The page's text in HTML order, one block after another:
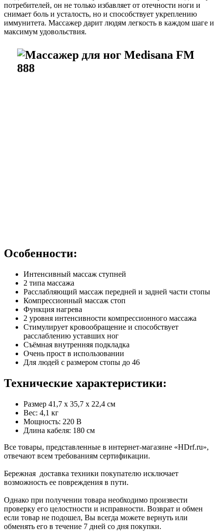
потребителей, он не только избавляет от отечности ноги и
снимает боль и усталость, но и способствует укреплению
иммунитета. Массажер дарит людям легкость в каждом шаге и
максимум удовольствия.
Особенности:
Интенсивный массаж ступней
2 типа массажа
Расслабляющий массаж передней и задней части стопы
Компрессионный массаж стоп
Функция нагрева
2 уровня интенсивности компрессионного массажа
Стимулирует кровообращение и способствует
расслаблению уставших ног
Съёмная внутренняя подкладка
Очень прост в использовании
Для людей с размером стопы до 46
Технические характеристики:
Размер 41,7 х 35,7 х 22,4 см
Вес: 4,1 кг
Мощность: 220 В
Длина кабеля: 180 см
Все товары, представленные в интернет-магазине «HDrf.ru»,
отвечают всем требованиям сертификации.
Бережная доставка техники покупателю исключает
возможность ее повреждения в пути.
Однако при получении товара необходимо произвести
проверку его целостности и исправности. Возврат и обмен
если товар не подошел, Вы всегда можете вернуть или
обменять его в течение 7 дней со дня покупки.